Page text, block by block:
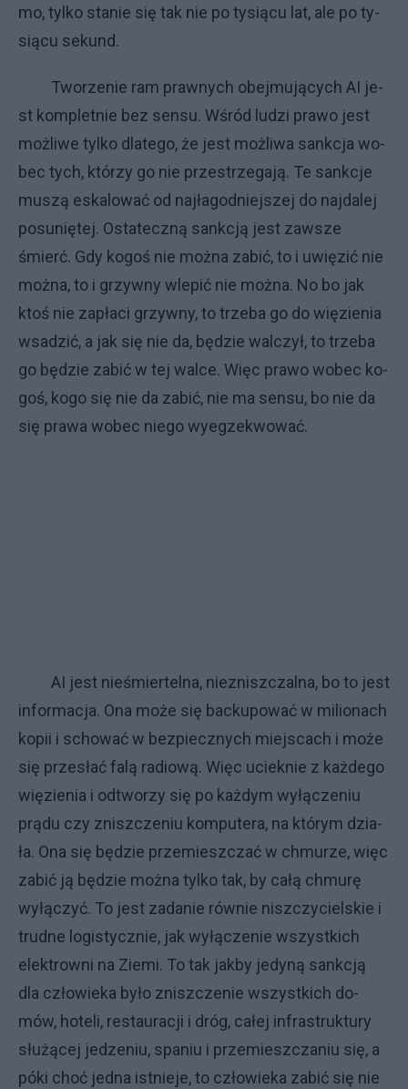
mo, tyl­ko sta­nie się tak nie po ty­siącu lat, ale po ty­
siącu se­kund.
Two­rze­nie ram praw­ny­ch obej­mu­ją­cy­ch AI je­
st kom­plet­nie bez sen­su. Wśród lu­dzi pra­wo je­st
moż­li­we tyl­ko dla­te­go, że je­st moż­li­wa sank­cja wo­
bec ty­ch, któ­rzy go nie prze­strze­ga­ją. Te sank­cje
mu­szą eska­lo­wać od naj­ła­god­niej­szej do naj­da­lej
po­su­nię­tej. Osta­tecz­ną sank­cją je­st za­wsze
śmierć. Gdy ko­goś nie moż­na za­bić, to i uwię­zić nie
moż­na, to i grzyw­ny wle­pić nie moż­na. No bo jak
ktoś nie za­pła­ci grzyw­ny, to trze­ba go do wię­zie­nia
wsa­dzić, a jak się nie da, bę­dzie wal­czył, to trze­ba
go bę­dzie za­bić w tej wal­ce. Więc pra­wo wo­bec ko­
goś, ko­go się nie da za­bić, nie ma sen­su, bo nie da
się pra­wa wo­bec nie­go wy­eg­ze­kwo­wać.
AI je­st nie­śmier­tel­na, nie­znisz­czal­na, bo to je­st
in­for­ma­cja. Ona mo­że się bac­ku­po­wać w mi­lio­na­ch
ko­pii i scho­wać w bez­piecz­ny­ch miej­sca­ch i mo­że
się prze­słać fa­lą ra­dio­wą. Więc uciek­nie z każ­de­go
wię­zie­nia i od­two­rzy się po każ­dym wy­łą­cze­niu
prą­du czy znisz­cze­niu kom­pu­te­ra, na któ­rym dzia­
ła. Ona się bę­dzie prze­miesz­czać w chmu­rze, więc
za­bić ją bę­dzie moż­na tyl­ko tak, by ca­łą chmu­rę
wy­łą­czyć. To je­st za­da­nie rów­nie nisz­czy­ciel­skie i
trud­ne lo­gi­stycz­nie, jak wy­łą­cze­nie wszyst­ki­ch
elek­trow­ni na Zie­mi. To tak jak­by je­dy­ną sank­cją
dla czło­wie­ka by­ło znisz­cze­nie wszyst­ki­ch do­
mów, ho­te­li, re­stau­ra­cji i dróg, ca­łej in­fra­struk­tu­ry
słu­żą­cej je­dze­niu, spa­niu i prze­miesz­cza­niu się, a
pó­ki choć jed­na ist­nie­je, to czło­wie­ka za­bić się nie